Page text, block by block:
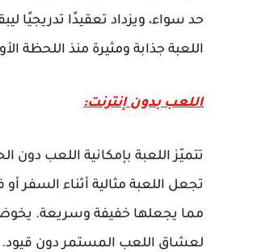
حد سواء، ويزداد تعقيدًا تدريجيًا
اللعبة جذابة ومثيرة منذ اللحظة
اللعب بدون إنترنت:
تتميّز اللعبة بإمكانية اللعب
تجعل اللعبة مثالية أثناء السفر
مما يجعلها خفيفة وسريعة.
لعشاق اللعب المستمر دون قيود.